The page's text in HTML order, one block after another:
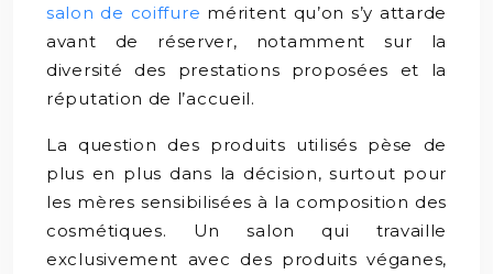
salon de coiffure méritent qu’on s’y attarde
avant de réserver, notamment sur la
diversité des prestations proposées et la
réputation de l’accueil.
La question des produits utilisés pèse de
plus en plus dans la décision, surtout pour
les mères sensibilisées à la composition des
cosmétiques. Un salon qui travaille
exclusivement avec des produits véganes,